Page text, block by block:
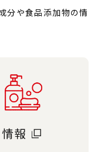
分や食品添加物の情